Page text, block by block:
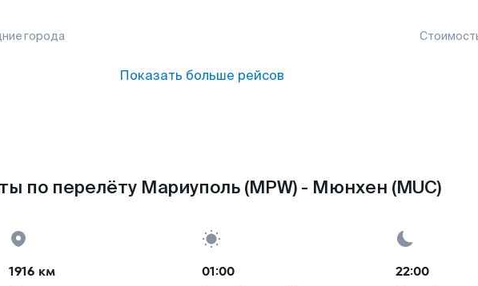
города
Показать больше рейсов
по перелёту Мариуполь (MPW) - Мюнхен (MUC)
1916 км 01:00 22:00